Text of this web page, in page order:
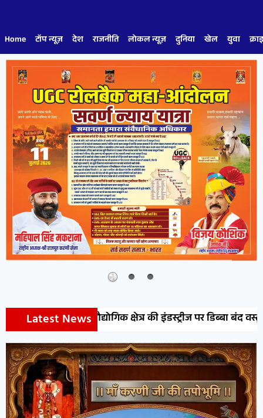
Home टॉप न्यूज़ देश राजनीति लोकल न्यूज़ दुनिया खेल युवा
Latest News
औद्योगिक क्षेत्र की इंडस्ट्रीज पर डिब्बा बंद वस्तुओं पर औचक